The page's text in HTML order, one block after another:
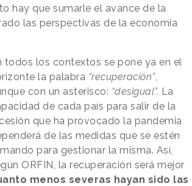
hay que sumarle el avance de la
las perspectivas de la economía
todos los contextos se pone ya en el
la palabra “recuperación”,
con un asterisco: “desigual”. La
de cada país para salir de la
que ha provocado la pandemia
de las medidas que se estén
para gestionar la misma. Así,
ORFIN, la recuperación será mejor
menos severas hayan sido las